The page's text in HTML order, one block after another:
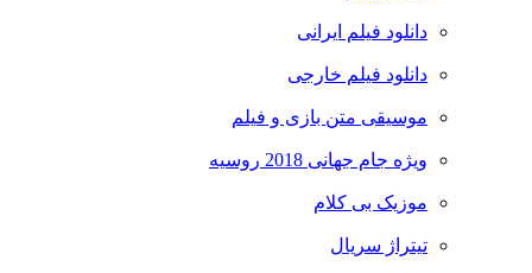
دانلود فیلم ایرانی
دانلود فیلم خارجی
موسیقی متن بازی و فیلم
ویژه جام جهانی 2018 روسیه
موزیک بی کلام
تیتراژ سریال